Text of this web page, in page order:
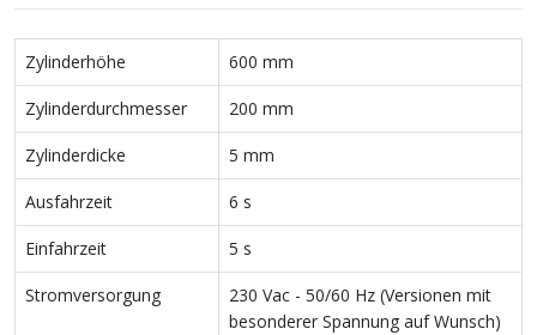
Zylinderhöhe 600 mm
Zylinderdurchmesser 200 mm
Zylinderdicke 5 mm
Ausfahrzeit 6 s
Einfahrzeit 5 s
Stromversorgung
230 Vac - 50/60 Hz (Versionen mit
besonderer Spannung auf Wunsch)